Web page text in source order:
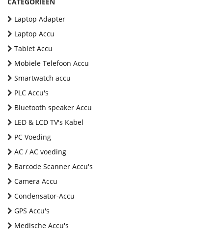
Laptop Adapter
Laptop Accu
Tablet Accu
Mobiele Telefoon Accu
Smartwatch accu
PLC Accu's
Bluetooth speaker Accu
LED & LCD TV's Kabel
PC Voeding
AC / AC voeding
Barcode Scanner Accu's
Camera Accu
Condensator-Accu
GPS Accu's
Medische Accu's